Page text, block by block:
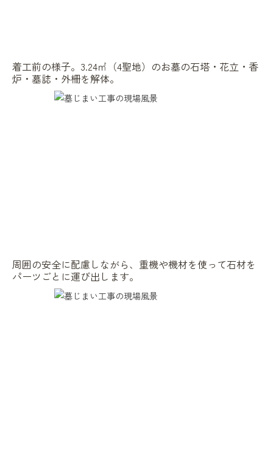
着工前の様子。3.24㎡（4聖地）のお墓の石塔・花立・香
炉・墓誌・外柵を解体。
周囲の安全に配慮しながら、重機や機材を使って石材を
パーツごとに運び出します。